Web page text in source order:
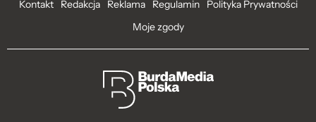
Kontakt Redakcja Reklama Regulamin
Polityka Prywatności
Moje zgody